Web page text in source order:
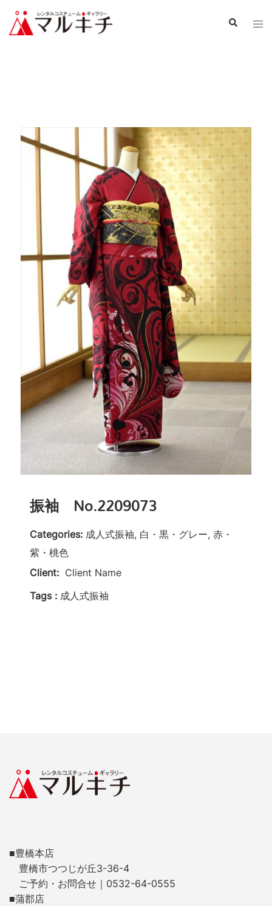
振袖 No.2209073
Categories: 成人式振袖, 白・黒・グレー, 赤・
紫・桃色
Client: Client Name
Tags : 成人式振袖
■豊橋本店
豊橋市つつじが丘3-36-4
ご予約・お問合せ｜0532-64-0555
■蒲郡店